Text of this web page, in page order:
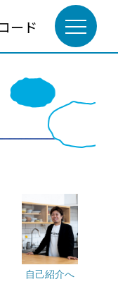
ード
自己紹介へ